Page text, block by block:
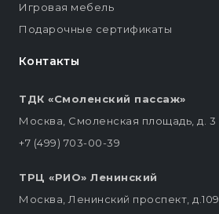
Контакты
ТДК «Смоленский пассаж»
Москва, Смоленская площадь, д. 3
+7 (499) 703-00-39
ТРЦ «РИО» Ленинский
Москва, Ленинский проспект, д.109
Игровая мебель
Подарочные сертификаты